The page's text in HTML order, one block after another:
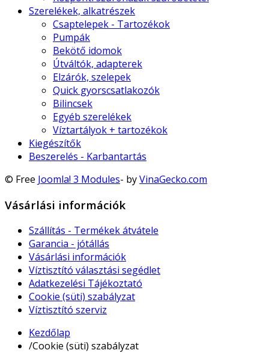
Szerelékek, alkatrészek
Csaptelepek - Tartozékok
Pumpák
Bekötő idomok
Útváltók, adapterek
Elzárók, szelepek
Quick gyorscsatlakozók
Bilincsek
Egyéb szerelékek
Víztartályok + tartozékok
Kiegészítők
Beszerelés - Karbantartás
© Free Joomla! 3 Modules- byVinaGecko.com
Vásárlási információk
Szállítás - Termékek átvátele
Garancia - jótállás
Vásárlási információk
Víztisztító választási segédlet
Adatkezelési Tájékoztató
Cookie (süti) szabályzat
Víztisztító szerviz
Kezdőlap
/Cookie (süti) szabályzat